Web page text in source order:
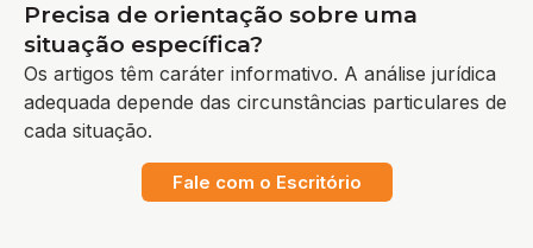
Precisa de orientação sobre uma
situação específica?
Os artigos têm caráter informativo. A análise jurídica
adequada depende das circunstâncias particulares de
cada situação.
Fale com o Escritório